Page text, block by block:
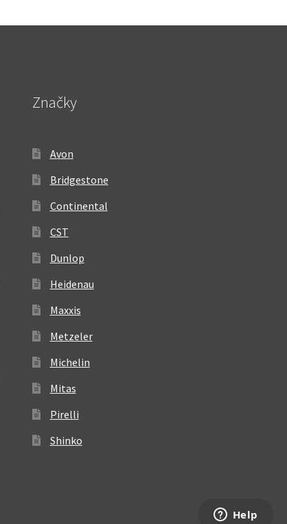
Značky
Avon
Bridgestone
Continental
CST
Dunlop
Heidenau
Maxxis
Metzeler
Michelin
Mitas
Pirelli
Shinko